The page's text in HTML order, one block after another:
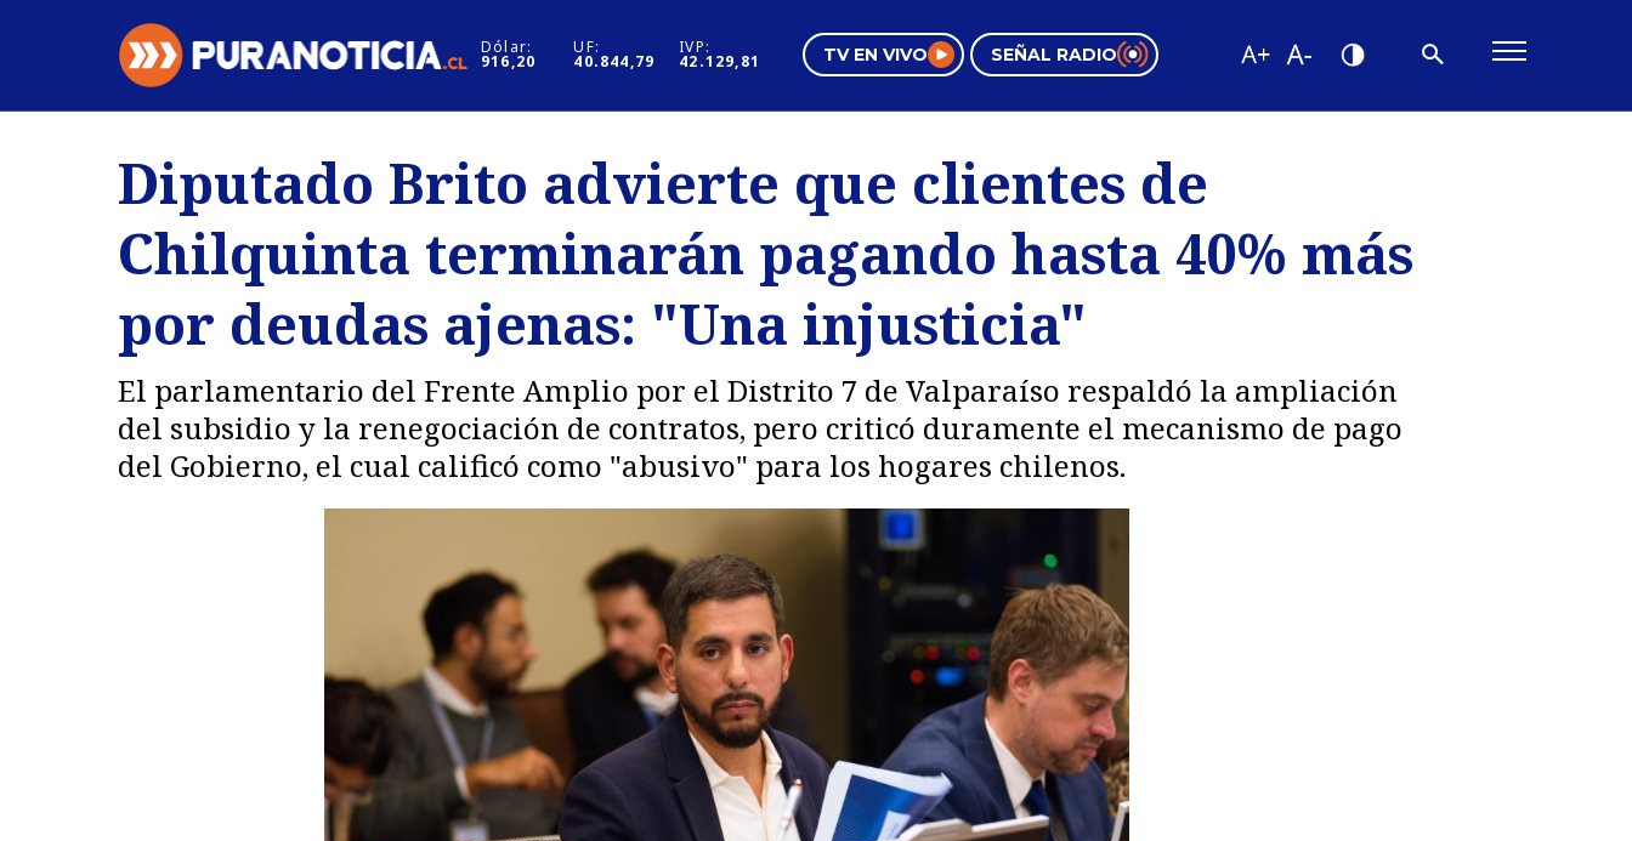
Dólar:
916,20
UF:
40.844,79
IVP:
42.129,81 TV EN VIVO SEÑAL RADIO
Regiones
Deportes
Internacional
Motores
Negocios
Pura Mujer
Tendencias
Videos
Diputado Brito advierte que clientes de
Chilquinta terminarán pagando hasta 40% más
por deudas ajenas: "Una injusticia"
El parlamentario del Frente Amplio por el Distrito 7 de Valparaíso respaldó la ampliación
del subsidio y la renegociación de contratos, pero criticó duramente el mecanismo de pago
del Gobierno, el cual calificó como "abusivo" para los hogares chilenos.